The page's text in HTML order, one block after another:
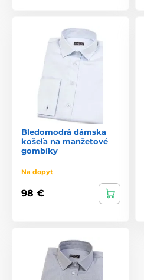
Bledomodrá dámska
košeľa na manžetové
gombíky
Na dopyt
98 €